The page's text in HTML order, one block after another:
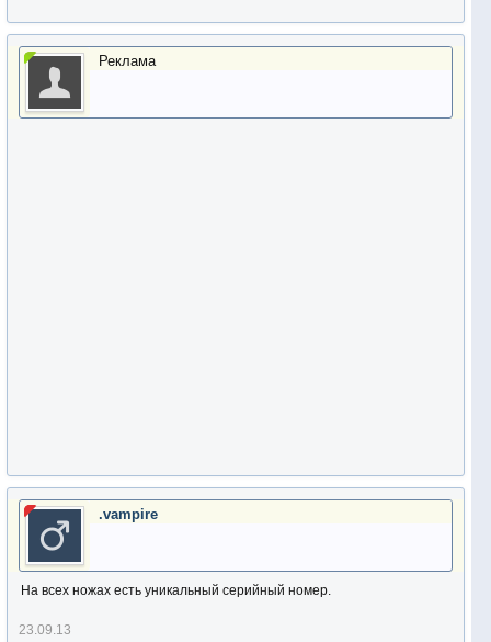
Реклама
.vampire
На всех ножах есть уникальный серийный номер.
23.09.13